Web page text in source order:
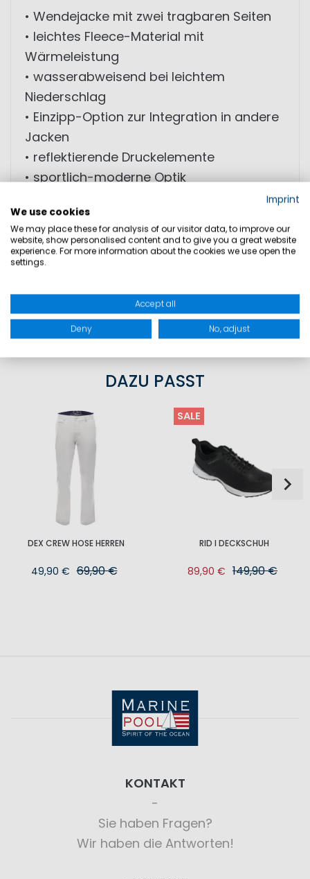
• Wendejacke mit zwei tragbaren Seiten
• leichtes Fleece-Material mit
Wärmeleistung
• wasserabweisend bei leichtem
Niederschlag
• Einzipp-Option zur Integration in andere
Jacken
• reflektierende Druckelemente
• sportlich-moderne Optik
MATERIAL: Außenmaterial: 100% Polyester
PRODUKTSICHERHEIT
DAZU PASST
DEX CREW HOSE HERREN
49,90 € 69,90 €
SALE
RID I DECKSCHUH
89,90 € 149,90 €
KONTAKT
Sie haben Fragen?
Wir haben die Antworten!
Imprint
We use cookies
We may place these for analysis of our visitor data, to improve our
website, show personalised content and to give you a great website
experience. For more information about the cookies we use open the
settings.
Accept all
Deny No, adjust